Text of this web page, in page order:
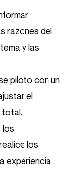
razones del
y las
piloto con un
el
total.
los
los
experiencia